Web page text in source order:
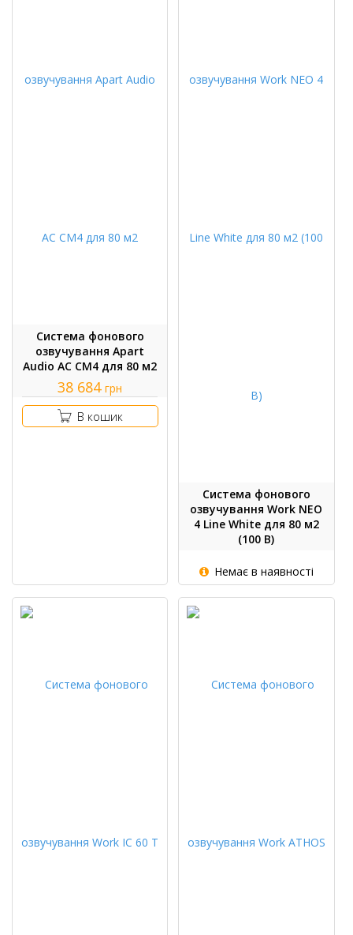
Система фонового
озвучування Apart
Audio АС CM4 для 80 м2
38 684 грн
В кошик
Система фонового
озвучування Work NEO
4 Line White для 80 м2
(100 В)
Немає в наявності